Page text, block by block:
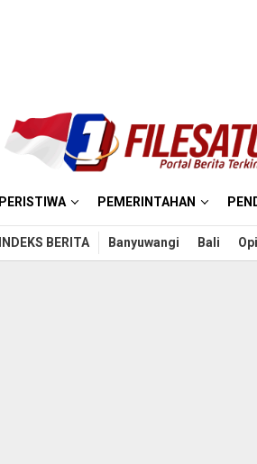
PERISTIWA PEMERINTAHAN
INDEKS BERITA Banyuwangi Bali